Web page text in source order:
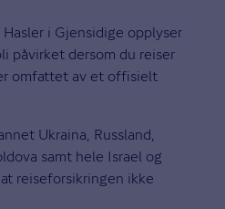
i Gjensidige opplyser
påvirket dersom du reiser
omfattet av et offisielt
Ukraina, Russland,
samt hele Israel og
reiseforsikringen ikke